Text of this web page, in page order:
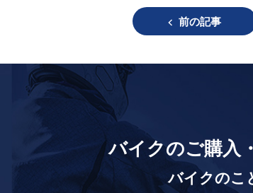
前の記事
バイクのご購入
バイクのこ